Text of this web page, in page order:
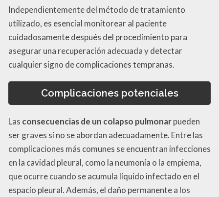
Independientemente del método de tratamiento
utilizado, es esencial monitorear al paciente
cuidadosamente después del procedimiento para
asegurar una recuperación adecuada y detectar
cualquier signo de complicaciones tempranas.
Complicaciones potenciales
Las consecuencias de un colapso pulmonarpueden
ser graves si no se abordan adecuadamente. Entre las
complicaciones más comunes se encuentran infecciones
en la cavidad pleural, como la neumonía o la empiema,
que ocurre cuando se acumula líquido infectado en el
espacio pleural. Además, el daño permanente a los